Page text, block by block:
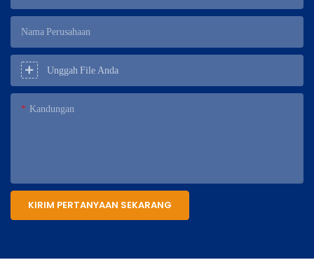
Nama Perusahaan
Unggah File Anda
Kandungan
KIRIM PERTANYAAN SEKARANG